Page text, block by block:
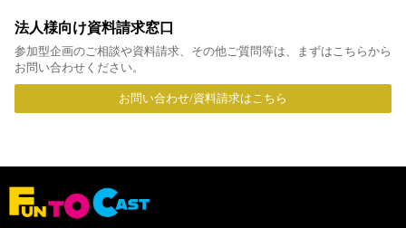
法人様向け資料請求窓口
参加型企画のご相談や資料請求、その他ご質問等は、まずはこちらから
お問い合わせください。
お問い合わせ/資料請求はこちら